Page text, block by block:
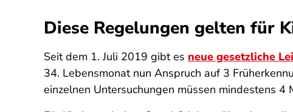
Diese Regelungen gelten für
Seit dem 1. Juli 2019 gibt es neue gesetzliche
34. Lebensmonat nun Anspruch auf 3
einzelnen Untersuchungen müssen mindestens 4